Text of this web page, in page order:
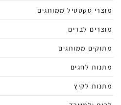
מוצרי טקסטיל ממותגים
מוצרים לברים
מתוקים ממותגים
מתנות לחגים
מתנות לקיץ